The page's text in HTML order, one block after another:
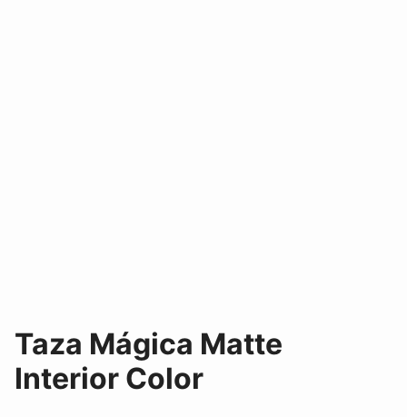
Taza Mágica Matte
Interior Color